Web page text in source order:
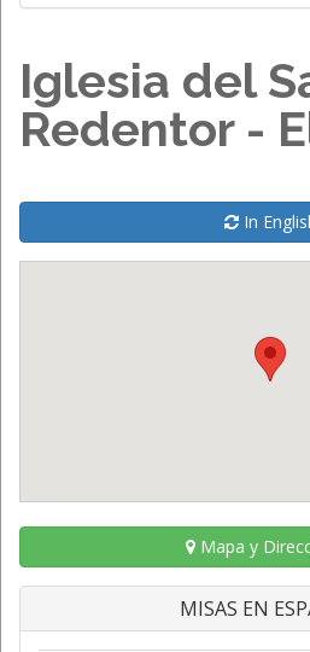
Iglesia del
Redentor -
In
Mapa y
MISAS EN